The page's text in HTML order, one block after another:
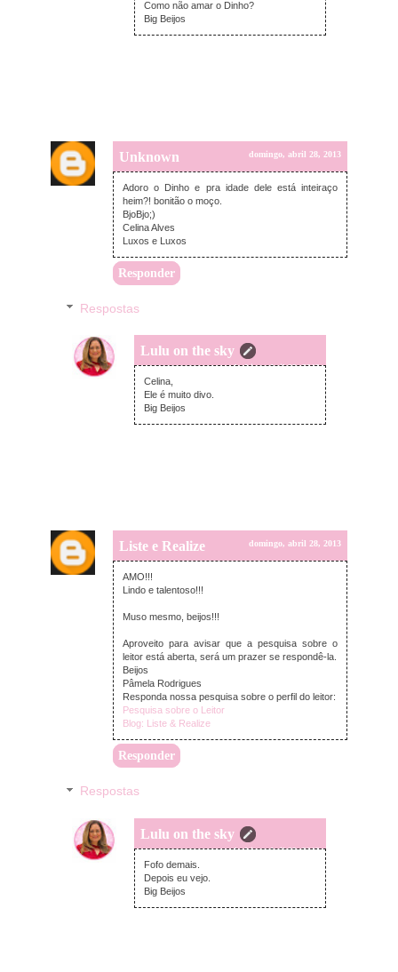
Como não amar o Dinho?
Big Beijos
Unknown domingo, abril 28, 2013
Adoro o Dinho e pra idade dele está inteiraço
heim?! bonitão o moço.
BjoBjo;)
Celina Alves
Luxos e Luxos
Responder
Respostas
Lulu on the sky
segunda-feira, abril 29, 2013
Celina,
Ele é muito divo.
Big Beijos
Liste e Realize domingo, abril 28, 2013
AMO!!!
Lindo e talentoso!!!
Muso mesmo, beijos!!!
Aproveito para avisar que a pesquisa sobre o
leitor está aberta, será um prazer se respondê-la.
Beijos
Pâmela Rodrigues
Responda nossa pesquisa sobre o perfil do leitor:
Pesquisa sobre o Leitor
Blog: Liste & Realize
Responder
Respostas
Lulu on the sky
segunda-feira, abril 29, 2013
Fofo demais.
Depois eu vejo.
Big Beijos